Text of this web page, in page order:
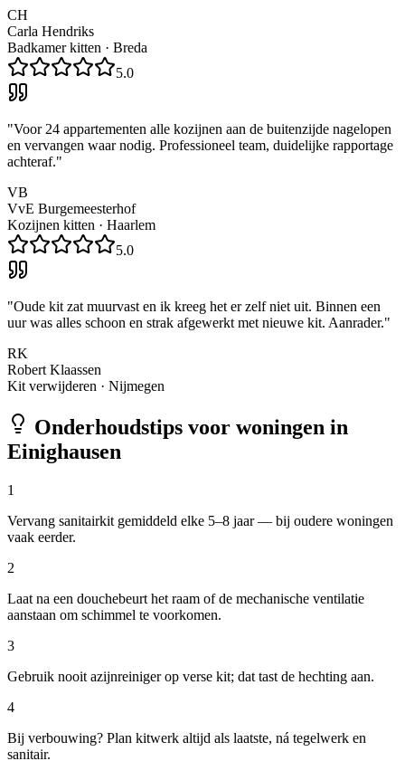
CH
Carla Hendriks
Badkamer kitten · Breda
5.0
"Voor 24 appartementen alle kozijnen aan de buitenzijde nagelopen
en vervangen waar nodig. Professioneel team, duidelijke rapportage
achteraf."
VB
VvE Burgemeesterhof
Kozijnen kitten · Haarlem
5.0
"Oude kit zat muurvast en ik kreeg het er zelf niet uit. Binnen een
uur was alles schoon en strak afgewerkt met nieuwe kit. Aanrader."
RK
Robert Klaassen
Kit verwijderen · Nijmegen
Onderhoudstips voor woningen in
Einighausen
1
Vervang sanitairkit gemiddeld elke 5–8 jaar — bij oudere woningen
vaak eerder.
2
Laat na een douchebeurt het raam of de mechanische ventilatie
aanstaan om schimmel te voorkomen.
3
Gebruik nooit azijnreiniger op verse kit; dat tast de hechting aan.
4
Bij verbouwing? Plan kitwerk altijd als laatste, ná tegelwerk en
sanitair.